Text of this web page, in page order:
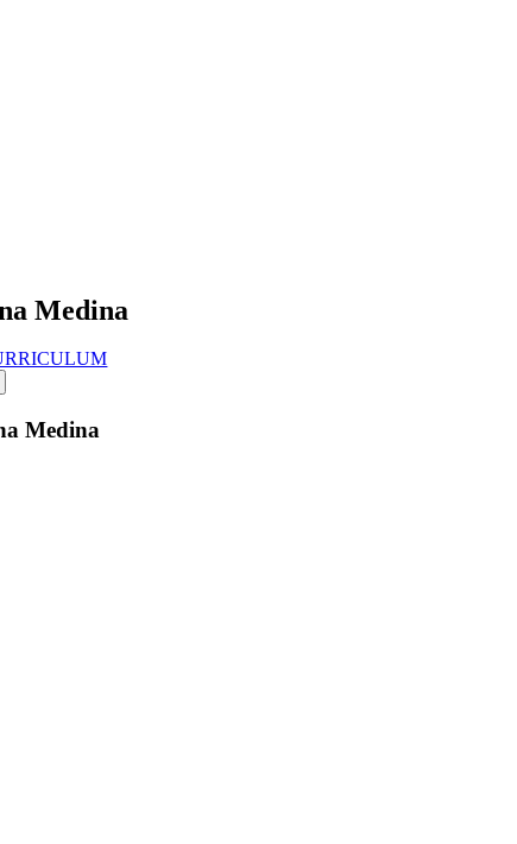
Medina
Medina